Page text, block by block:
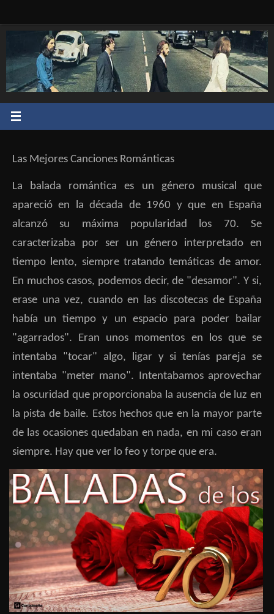
Las Mejores Canciones Románticas
La balada romántica es un género musical que
apareció en la década de 1960 y que en España
alcanzó su máxima popularidad los 70.​ Se
caracterizaba por ser un género interpretado en
tiempo lento, siempre tratando temáticas de amor.
En muchos casos, podemos decir, de "desamor". Y si,
erase una vez, cuando en las discotecas de España
había un tiempo y un espacio para poder bailar
"agarrados". Eran unos momentos en los que se
intentaba "tocar" algo, ligar y si tenías pareja se
intentaba "meter mano". Intentabamos aprovechar
la oscuridad que proporcionaba la ausencia de luz en
la pista de baile. Estos hechos que en la mayor parte
de las ocasiones quedaban en nada, en mi caso eran
siempre. Hay que ver lo feo y torpe que era.